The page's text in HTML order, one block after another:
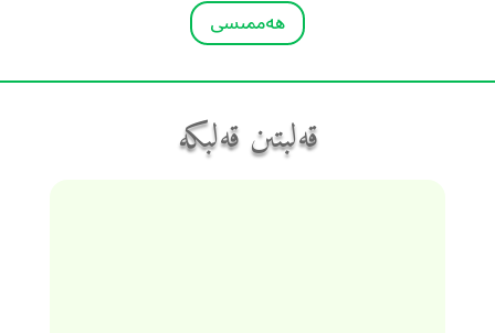
ھەممىسى
قەلبتىن قەلبكە